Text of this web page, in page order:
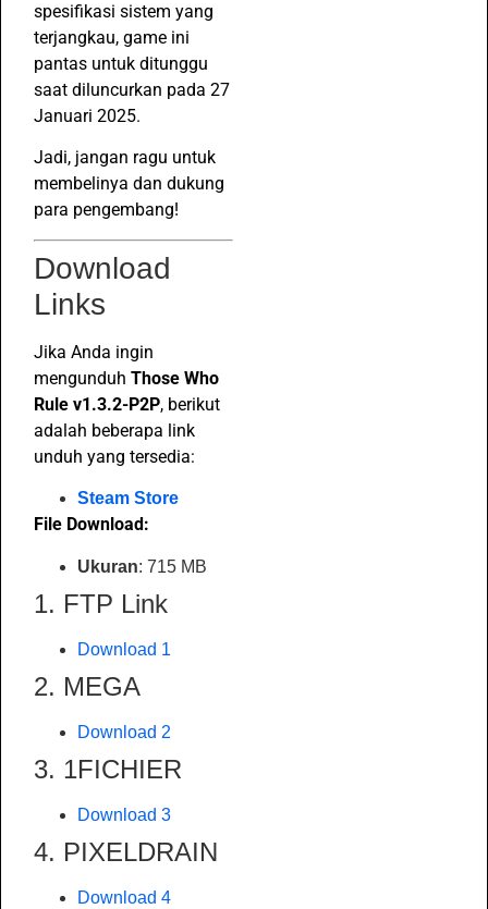
spesifikasi sistem yang
terjangkau, game ini
pantas untuk ditunggu
saat diluncurkan pada 27
Januari 2025.
Jadi, jangan ragu untuk
membelinya dan dukung
para pengembang!
Download
Links
Jika Anda ingin
mengunduh Those Who
Rule v1.3.2-P2P, berikut
adalah beberapa link
unduh yang tersedia:
Steam Store
File Download:
Ukuran: 715 MB
1. FTP Link
Download 1
2. MEGA
Download 2
3. 1FICHIER
Download 3
4. PIXELDRAIN
Download 4